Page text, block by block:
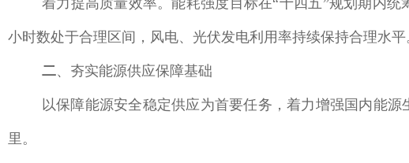
着力提高质量效率。能耗强度目标在“十四五”规划期内
小时数处于合理区间，风电、光伏发电利用率持续保持合理水平
二、夯实能源供应保障基础
以保障能源安全稳定供应为首要任务，着力增强国内能
里。